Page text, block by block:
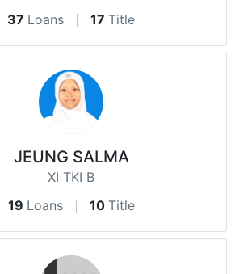
37 Loans 17 Title
JEUNG SALMA
XI TKI B
19 Loans 10 Title